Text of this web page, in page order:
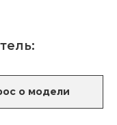
о модели